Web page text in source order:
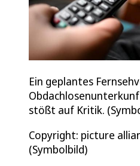
Ein geplantes
stößt auf Kritik.
Copyright: picture
(Symbolbild)